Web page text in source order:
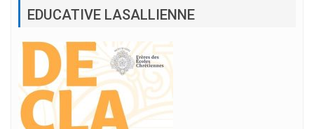
EDUCATIVE LASALLIENNE